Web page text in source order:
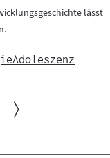
lässt
Adoleszenz
Zur